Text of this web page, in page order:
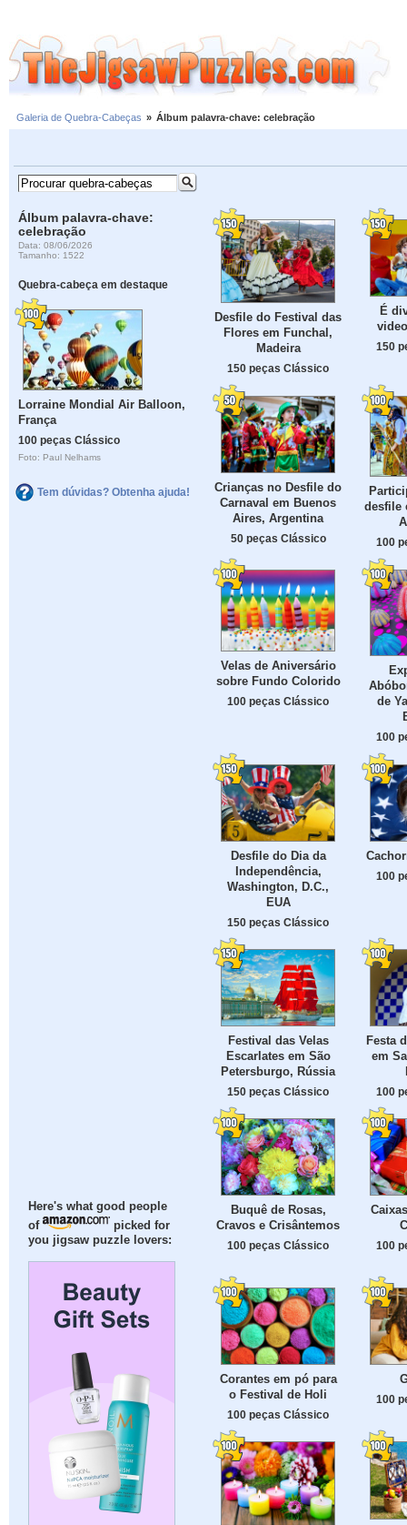
Galeria de Quebra-Cabeças » Álbum palavra-chave: celebração
Álbum palavra-chave:
celebração
Data: 08/06/2026
Tamanho: 1522
Quebra-cabeça em destaque
Lorraine Mondial Air Balloon,
França
100 peças Clássico
Foto: Paul Nelhams
Tem dúvidas? Obtenha ajuda!
Here's what good people
of
picked for
you jigsaw puzzle lovers:
Desfile do Festival das
Flores em Funchal,
Madeira
150 peças Clássico
É
150
Crianças no Desfile do
Carnaval em Buenos
Aires, Argentina
50 peças Clássico
desfile
100
Velas de Aniversário
sobre Fundo Colorido
100 peças Clássico
de
100
Desfile do Dia da
Independência,
Washington, D.C.,
EUA
150 peças Clássico
100
Festival das Velas
Escarlates em São
Petersburgo, Rússia
150 peças Clássico
Festa
em
100
Buquê de Rosas,
Cravos e Crisântemos
100 peças Clássico 100
Corantes em pó para
o Festival de Holi
100 peças Clássico
100